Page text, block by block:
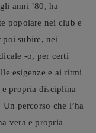
anni ’80, ha
popolare nei club e
subire, nei
-o, per certi
esigenze e ai ritmi
propria disciplina
percorso che l’ha
vera e propria